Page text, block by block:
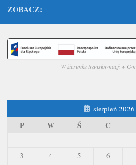
ZOBACZ:
W kierunku transformacji w
sierpień 2026
P W Ś C
3
4 5 6